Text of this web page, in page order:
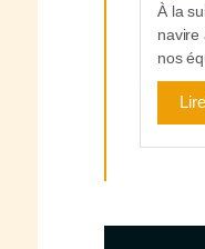
À la
navire
nos